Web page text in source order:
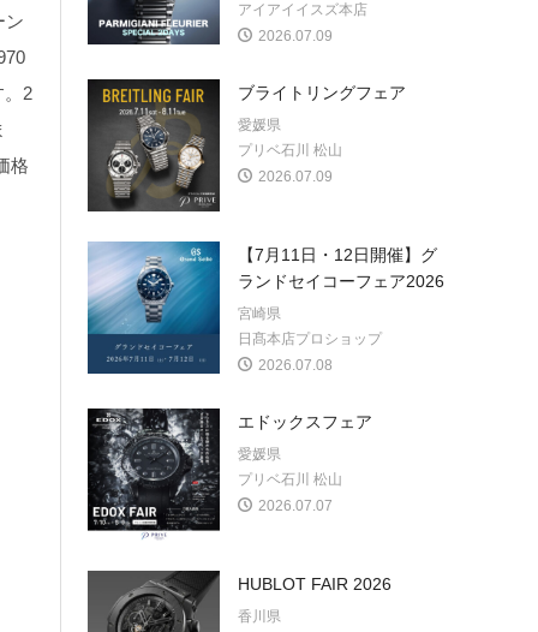
ン
。2
格
アイアイイスズ本店
2026.07.09
ブライトリングフェア
愛媛県
プリベ石川 松山
2026.07.09
【7月11日・12日開催】グ
ランドセイコーフェア2026
宮崎県
日髙本店プロショップ
2026.07.08
エドックスフェア
愛媛県
プリベ石川 松山
2026.07.07
HUBLOT FAIR 2026
香川県